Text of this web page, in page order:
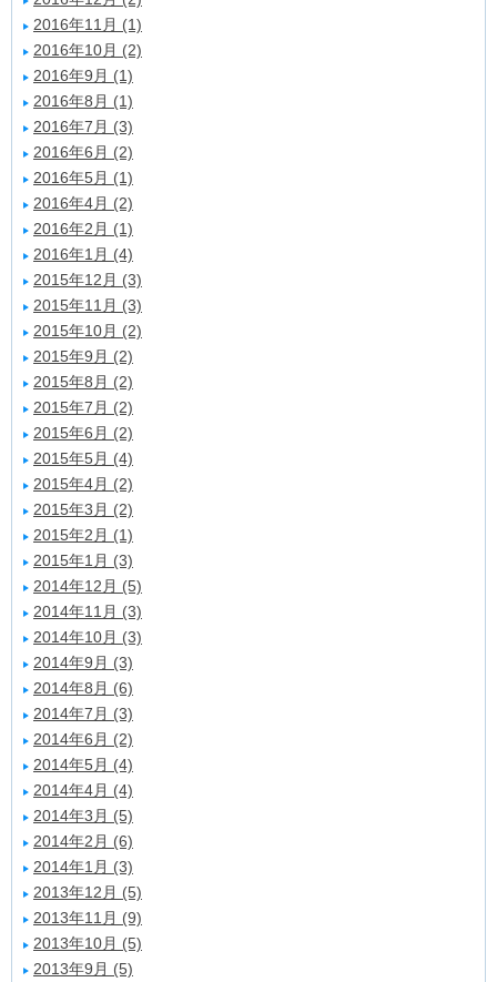
2016年11月 (1)
2016年10月 (2)
2016年9月 (1)
2016年8月 (1)
2016年7月 (3)
2016年6月 (2)
2016年5月 (1)
2016年4月 (2)
2016年2月 (1)
2016年1月 (4)
2015年12月 (3)
2015年11月 (3)
2015年10月 (2)
2015年9月 (2)
2015年8月 (2)
2015年7月 (2)
2015年6月 (2)
2015年5月 (4)
2015年4月 (2)
2015年3月 (2)
2015年2月 (1)
2015年1月 (3)
2014年12月 (5)
2014年11月 (3)
2014年10月 (3)
2014年9月 (3)
2014年8月 (6)
2014年7月 (3)
2014年6月 (2)
2014年5月 (4)
2014年4月 (4)
2014年3月 (5)
2014年2月 (6)
2014年1月 (3)
2013年12月 (5)
2013年11月 (9)
2013年10月 (5)
2013年9月 (5)